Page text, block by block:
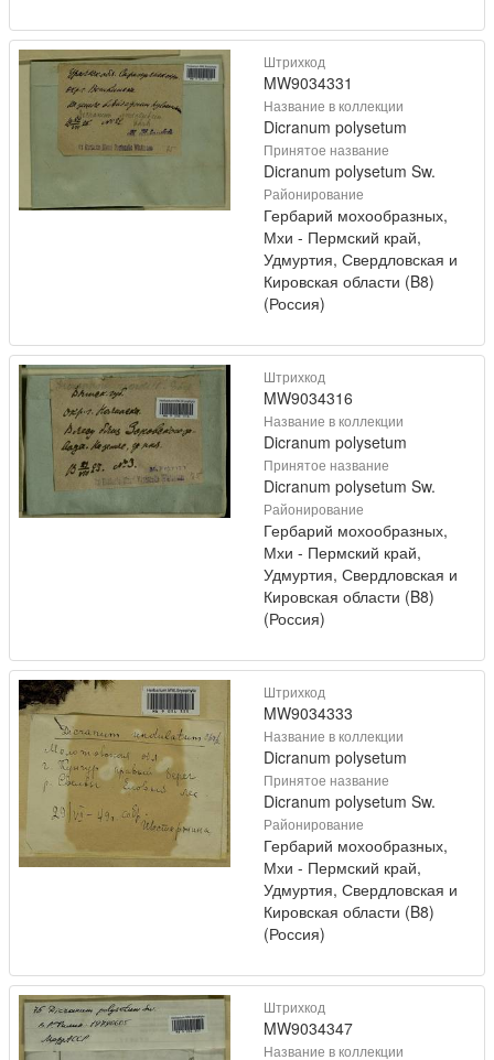
Штрихкод
MW9034331
Название в коллекции
Dicranum polysetum
Принятое название
Dicranum polysetum Sw.
Районирование
Гербарий мохообразных,
Мхи - Пермский край,
Удмуртия, Свердловская и
Кировская области (B8)
(Россия)
Штрихкод
MW9034316
Название в коллекции
Dicranum polysetum
Принятое название
Dicranum polysetum Sw.
Районирование
Гербарий мохообразных,
Мхи - Пермский край,
Удмуртия, Свердловская и
Кировская области (B8)
(Россия)
Штрихкод
MW9034333
Название в коллекции
Dicranum polysetum
Принятое название
Dicranum polysetum Sw.
Районирование
Гербарий мохообразных,
Мхи - Пермский край,
Удмуртия, Свердловская и
Кировская области (B8)
(Россия)
Штрихкод
MW9034347
Название в коллекции